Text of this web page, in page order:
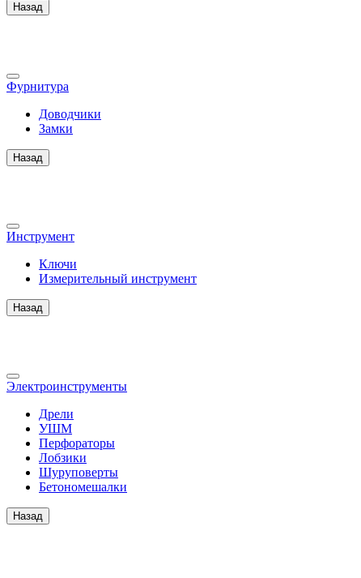
Назад
Фурнитура
Доводчики
Замки
Назад
Инструмент
Ключи
Измерительный инструмент
Назад
Электроинструменты
Дрели
УШМ
Перфораторы
Лобзики
Шуруповерты
Бетономешалки
Назад